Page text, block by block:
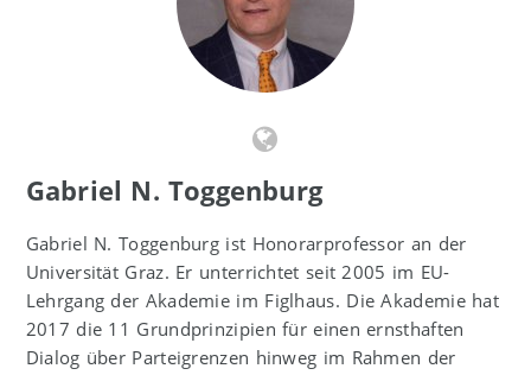
Gabriel N. Toggenburg
Gabriel N. Toggenburg ist Honorarprofessor an der
Universität Graz. Er unterrichtet seit 2005 im EU-
Lehrgang der Akademie im Figlhaus. Die Akademie hat
2017 die 11 Grundprinzipien für einen ernsthaften
Dialog über Parteigrenzen hinweg im Rahmen der